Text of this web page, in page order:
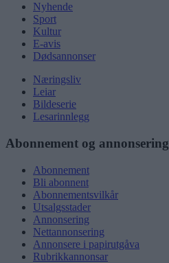
Nyhende
Sport
Kultur
E-avis
Dødsannonser
Næringsliv
Leiar
Bildeserie
Lesarinnlegg
Abonnement og annonsering
Abonnement
Bli abonnent
Abonnementsvilkår
Utsalgsstader
Annonsering
Nettannonsering
Annonsere i papirutgåva
Rubrikkannonsar